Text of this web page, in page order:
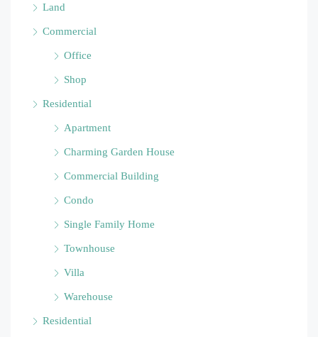
Land
Commercial
Office
Shop
Residential
Apartment
Charming Garden House
Commercial Building
Condo
Single Family Home
Townhouse
Villa
Warehouse
Residential